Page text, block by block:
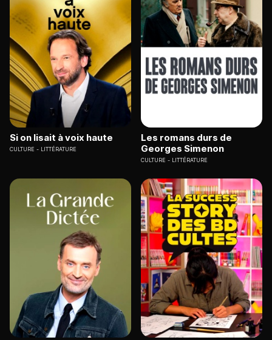
Si on lisait à voix haute
CULTURE LITTÉRATURE
Les romans durs de
Georges Simenon
CULTURE LITTÉRATURE